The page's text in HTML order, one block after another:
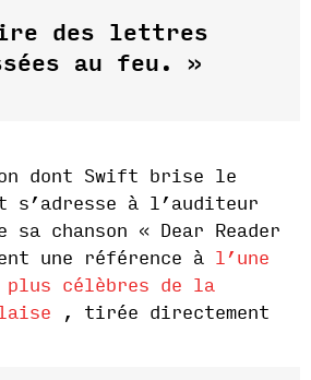
des lettres
au feu. »
dont Swift brise le
s’adresse à l’auditeur
chanson « Dear Reader
une référence à l’une
plus célèbres de la
, tirée directement